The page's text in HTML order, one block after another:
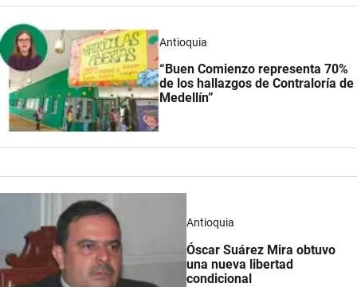
Antioquia
“Buen Comienzo representa 70%
de los hallazgos de Contraloría de
Medellín”
Antioquia
Óscar Suárez Mira obtuvo
una nueva libertad
condicional